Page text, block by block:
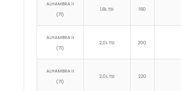
ALHAMBRA II
(71)
1,8L TSI 160
ALHAMBRA II
(71)
2,0L TSI 200
ALHAMBRA II
(71)
2,0L TSI 220